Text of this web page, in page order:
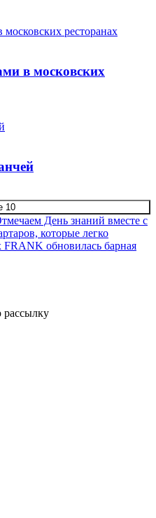
в московских
10
День знаний вместе с
которые легко
FRANK обновилась барная